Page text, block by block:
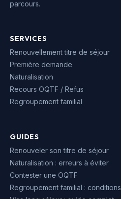
parcours.
SERVICES
Renouvellement titre de séjour
Première demande
Naturalisation
Recours OQTF / Refus
Regroupement familial
GUIDES
Renouveler son titre de séjour
Naturalisation : erreurs à éviter
Contester une OQTF
Regroupement familial : conditions